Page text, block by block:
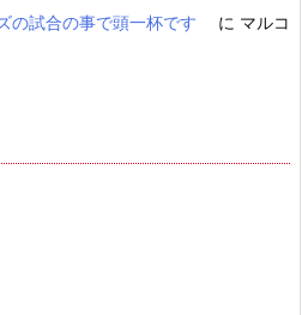
の試合の事で頭一杯です
に マルコ